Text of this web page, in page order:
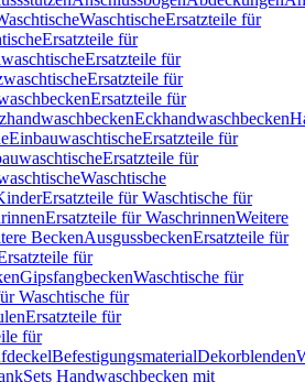
WaschtischeErsatzteile für
Ersatzteile für
Ersatzteile für
Ersatzteile für
Ersatzteile für
Eckhandwaschbecken
EinbauwaschtischeErsatzteile für
Ersatzteile für
Waschtische
Ersatzteile für Waschtische für
Ersatzteile für WaschrinnenWeitere
BeckenAusgussbeckenErsatzteile für
für
GipsfangbeckenWaschtische für
Waschtische für
Ersatzteile für
für
BefestigungsmaterialDekorblenden
Sets Handwaschbecken mit